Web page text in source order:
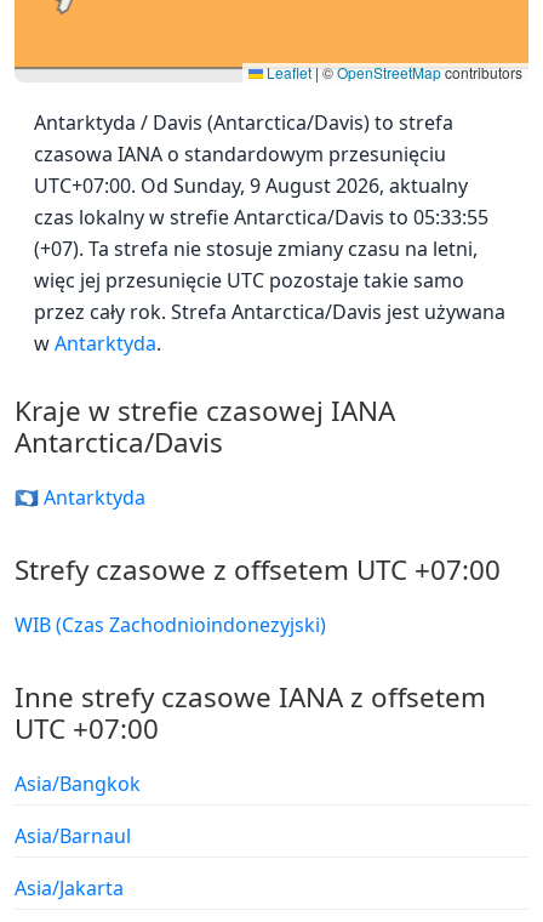
Leaflet|©OpenStreetMapcontributors
Antarktyda / Davis (Antarctica/Davis) to strefa
czasowa IANA o standardowym przesunięciu
UTC+07:00. Od Sunday, 9 August 2026, aktualny
czas lokalny w strefie Antarctica/Davis to 05:33:55
(+07). Ta strefa nie stosuje zmiany czasu na letni,
więc jej przesunięcie UTC pozostaje takie samo
przez cały rok. Strefa Antarctica/Davis jest używana
wAntarktyda.
Kraje w strefie czasowej IANA
Antarctica/Davis
🇦🇶 Antarktyda
Strefy czasowe z offsetem UTC +07:00
WIB (Czas Zachodnioindonezyjski)
Inne strefy czasowe IANA z offsetem
UTC +07:00
Asia/Bangkok
Asia/Barnaul
Asia/Jakarta